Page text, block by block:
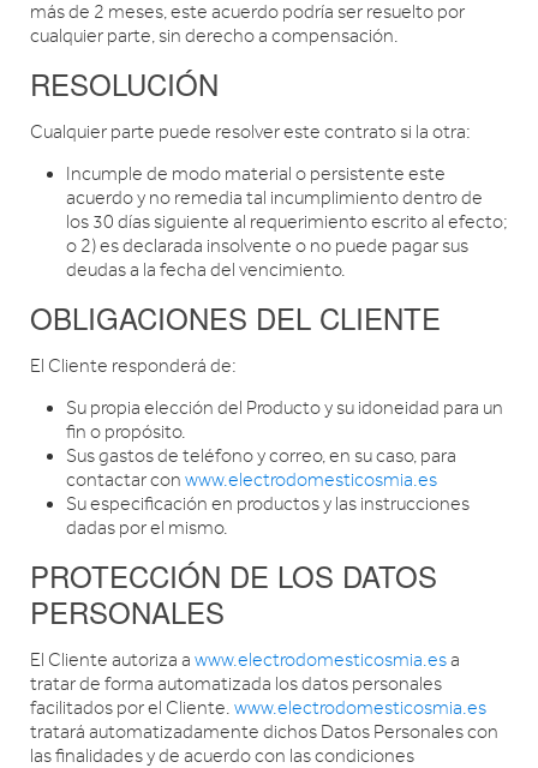
más de 2 meses, este acuerdo podría ser resuelto por
cualquier parte, sin derecho a compensación.
RESOLUCIÓN
Cualquier parte puede resolver este contrato si la otra:
Incumple de modo material o persistente este
acuerdo y no remedia tal incumplimiento dentro de
los 30 días siguiente al requerimiento escrito al efecto;
o 2) es declarada insolvente o no puede pagar sus
deudas a la fecha del vencimiento.
OBLIGACIONES DEL CLIENTE
El Cliente responderá de:
Su propia elección del Producto y su idoneidad para un
fin o propósito.
Sus gastos de teléfono y correo, en su caso, para
contactar con www.electrodomesticosmia.es
Su especificación en productos y las instrucciones
dadas por el mismo.
PROTECCIÓN DE LOS DATOS
PERSONALES
El Cliente autoriza a www.electrodomesticosmia.esa
tratar de forma automatizada los datos personales
facilitados por el Cliente. www.electrodomesticosmia.es
tratará automatizadamente dichos Datos Personales con
las finalidades y de acuerdo con las condiciones